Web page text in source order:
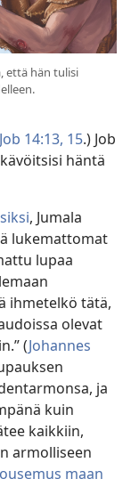
että hän tulisi
Job 14:13, 15.) Job
häntä
, Jumala
lukemattomat
lupaa
ihmetelkö tätä,
olevat
(Johannes
ja
kuin
kaikkiin,
armolliseen
maan